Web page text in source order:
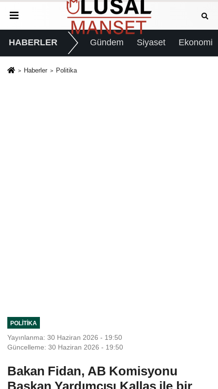
HABERLER Gündem Siyaset Ekonomi
Haberler Politika
POLITIKA
Yayınlanma: 30 Haziran 2026 - 19:50
Güncelleme: 30 Haziran 2026 - 19:50
Bakan Fidan, AB Komisyonu
Başkan Yardımcısı Kallas ile bir